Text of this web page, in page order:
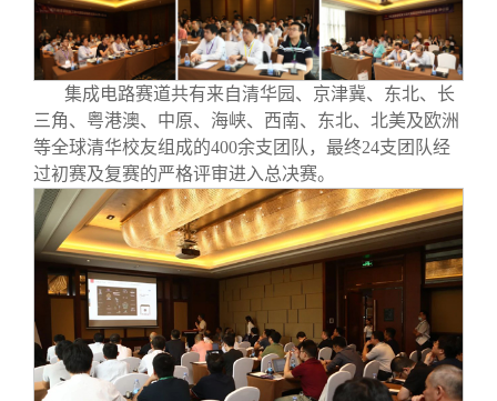
集成电路赛道共有来自清华园、京津冀、东北、长
三角、粤港澳、中原、海峡、西南、东北、北美及欧洲
等全球清华校友组成的400余支团队，最终24支团队经
过初赛及复赛的严格评审进入总决赛。